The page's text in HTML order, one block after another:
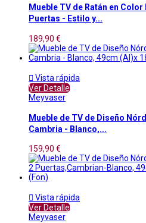
Mueble TV de Ratán en
Puertas - Estilo y...
189,90 €
 Vista rápida
Ver Detalle
Meyvaser
Mueble de TV de Diseño
Cambria - Blanco,...
159,90 €
 Vista rápida
Ver Detalle
Meyvaser